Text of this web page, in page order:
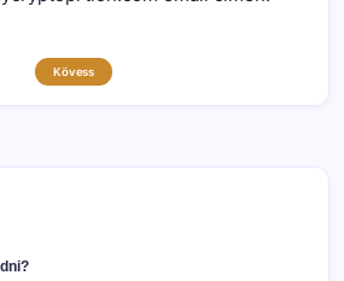
Kövess